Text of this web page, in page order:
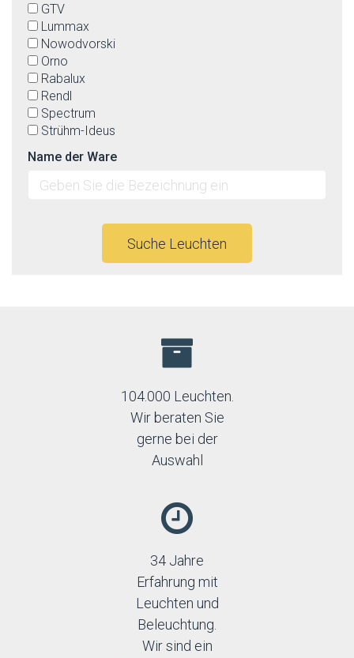
GTV
Lummax
Nowodvorski
Orno
Rabalux
Rendl
Spectrum
Strühm-Ideus
Temar
Top-light
Name der Ware
Suche Leuchten
104.000 Leuchten.
Wir beraten Sie
gerne bei der
Auswahl
34 Jahre
Erfahrung mit
Leuchten und
Beleuchtung.
Wir sind ein